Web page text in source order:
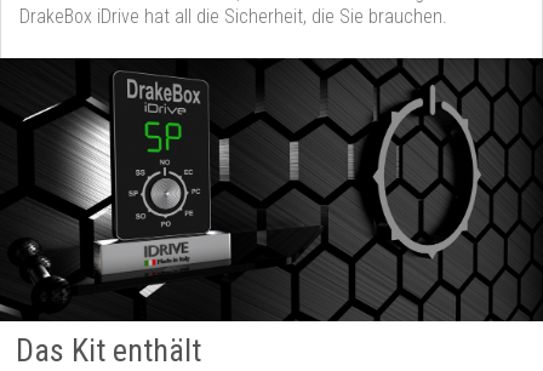
DrakeBox iDrive hat all die Sicherheit, die Sie brauchen.
Das Kit enthält